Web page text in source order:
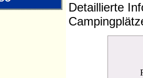
Detaillierte